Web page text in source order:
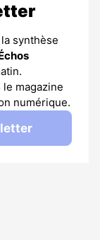
synthèse
magazine
numérique.